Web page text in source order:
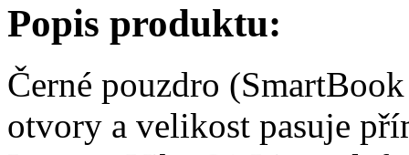
Popis produktu:
Černé pouzdro
otvory a velikost pasuje